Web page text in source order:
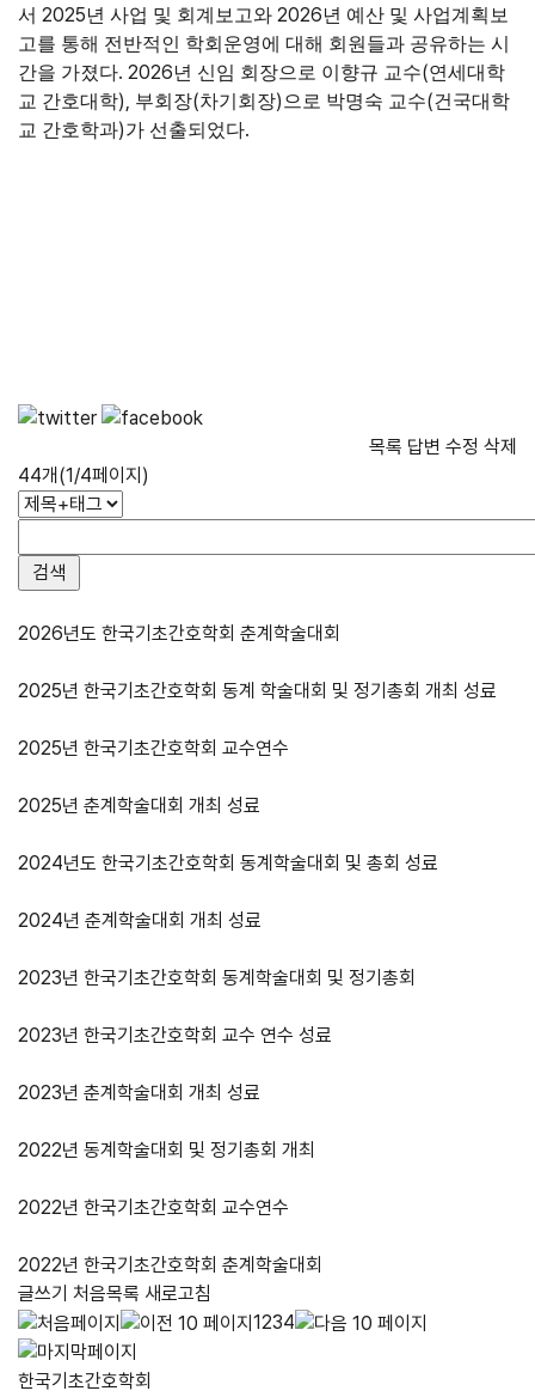
서 2025년 사업 및 회계보고와 2026년 예산 및 사업계획보
고를 통해 전반적인 학회운영에 대해 회원들과 공유하는 시
간을 가졌다. 2026년 신임 회장으로 이향규 교수(연세대학
교 간호대학), 부회장(차기회장) 으로 박명숙 교수(건국대학
교 간호학과)가 선출되었다.
목록 답변 수정 삭제
44개(1/4페이지)
2026년도 한국기초간호학회 춘계학술대회
2025년 한국기초간호학회 동계 학술대회 및 정기총회 개최 성료
2025년 한국기초간호학회 교수연수
2025년 춘계학술대회 개최 성료
2024년도 한국기초간호학회 동계학술대회 및 총회 성료
2024년 춘계학술대회 개최 성료
2023년 한국기초간호학회 동계학술대회 및 정기총회
2023년 한국기초간호학회 교수 연수 성료
2023년 춘계학술대회 개최 성료
2022년 동계학술대회 및 정기총회 개최
2022년 한국기초간호학회 교수연수
2022년 한국기초간호학회 춘계학술대회
글쓰기 처음목록 새로고침
1234
한국기초간호학회